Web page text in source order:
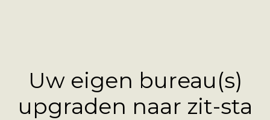
Uw eigen bureau(s)
upgraden naar zit-sta